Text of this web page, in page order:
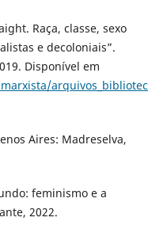
Raça, classe, sexo
e decoloniais”.
Disponível em
Aires: Madreselva,
feminismo e a
2022.